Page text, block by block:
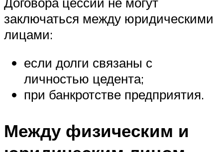
заключаться между юридическими
лицами:
если долги связаны с
личностью цедента;
при банкротстве предприятия.
Между физическим и